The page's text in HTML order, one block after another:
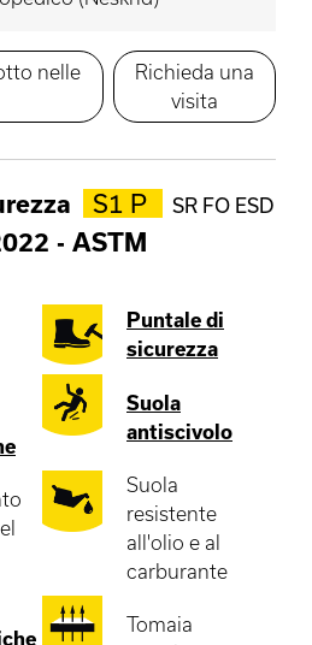
nelle
Richieda una
visita
S1 P SR FO ESD
- ASTM
Puntale di
sicurezza
Suola
antiscivolo
Suola
resistente
all'olio e al
carburante
Tomaia